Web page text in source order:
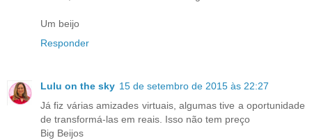
Um beijo
Responder
Lulu on the sky 15 de setembro de 2015 às 22:27
Já fiz várias amizades virtuais, algumas tive a oportunidade
de transformá-las em reais. Isso não tem preço
Big Beijos